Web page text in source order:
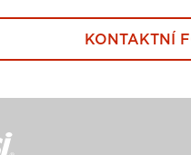
KONTAKTNÍ